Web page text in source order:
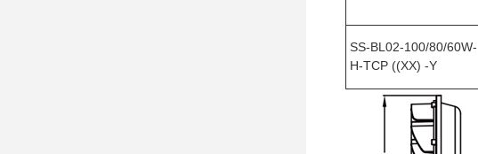
SS-BL02-100/80/60W-
H-TCP ((XX) -Y